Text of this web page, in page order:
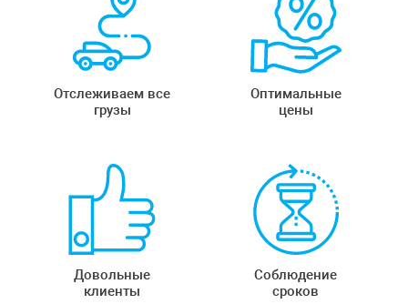
Отслеживаем все
грузы
Оптимальные
цены
Довольные
клиенты
Соблюдение
сроков